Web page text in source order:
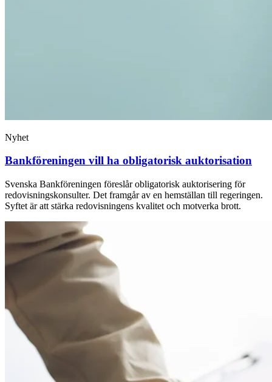
Nyhet
Bankföreningen vill ha obligatorisk auktorisation
Svenska Bankföreningen föreslår obligatorisk auktorisering för
redovisningskonsulter. Det framgår av en hemställan till regeringen.
Syftet är att stärka redovisningens kvalitet och motverka brott.